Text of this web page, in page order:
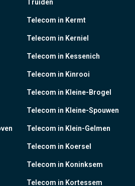
Truiden
Telecom in Kermt
Telecom in Kerniel
Telecom in Kessenich
Telecom in Kinrooi
Telecom in Kleine-Brogel
Telecom in Kleine-Spouwen
Telecom in Klein-Gelmen
Telecom in Koersel
Telecom in Koninksem
Telecom in Kortessem